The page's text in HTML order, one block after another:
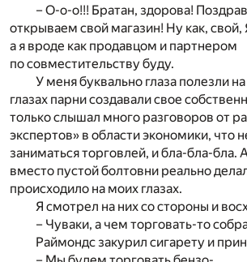
– О-о-о!!! Братан, здорова!
открываем свой магазин! Ну как, свой,
а я вроде как продавцом и партнером
по совместительству буду.
У меня буквально глаза полезли
глазах парни создавали свое
только слышал много разговоров от
экспертов» в области экономики, что
заниматься торговлей, и бла-бла-бла.
вместо пустой болтовни реально
происходило на моих глазах.
Я смотрел на них со стороны и
– Чуваки, а чем торговать-то
Раймондс закурил сигарету и